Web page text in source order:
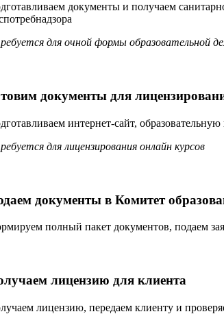
документы и получаем
для очной формы образовательной
документы для
интернет-сайт,
для лицензирования онлайн курсов
документы в Комитет
полный пакет документов, подаем
лицензию для клиента
лицензию, передаем клиенту и